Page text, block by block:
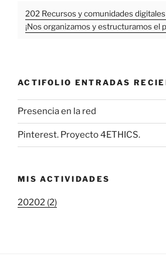
202 Recursos y comunidades
¡Nos organizamos y estructuramos el
ACTIFOLIO ENTRADAS
Presencia en la red
Pinterest. Proyecto 4ETHICS.
MIS ACTIVIDADES
20202 (2)